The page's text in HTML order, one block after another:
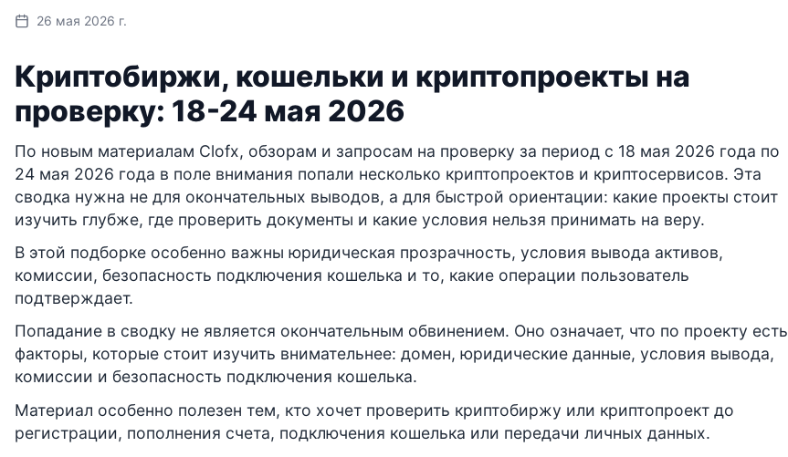
26 мая 2026 г.
Криптобиржи, кошельки и криптопроекты на
проверку: 18-24 мая 2026
По новым материалам Clofx, обзорам и запросам на проверку за период с 18 мая 2026 года по
24 мая 2026 года в поле внимания попали несколько криптопроектов и криптосервисов. Эта
сводка нужна не для окончательных выводов, а для быстрой ориентации: какие проекты стоит
изучить глубже, где проверить документы и какие условия нельзя принимать на веру.
В этой подборке особенно важны юридическая прозрачность, условия вывода активов,
комиссии, безопасность подключения кошелька и то, какие операции пользователь
подтверждает.
Попадание в сводку не является окончательным обвинением. Оно означает, что по проекту есть
факторы, которые стоит изучить внимательнее: домен, юридические данные, условия вывода,
комиссии и безопасность подключения кошелька.
Материал особенно полезен тем, кто хочет проверить криптобиржу или криптопроект до
регистрации, пополнения счета, подключения кошелька или передачи личных данных.